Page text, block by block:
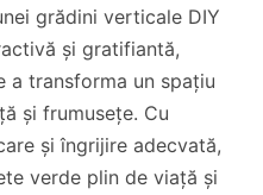
grădini verticale DIY
și gratifiantă,
transforma un spațiu
și frumusețe. Cu
și îngrijire adecvată,
verde plin de viață și